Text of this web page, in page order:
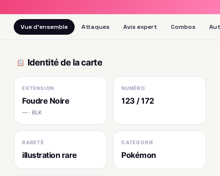
Vue d'ensemble Attaques Avis expert Combos
Identité de la carte
EXTENSION
Foudre Noire
— · BLK
NUMÉRO
123 / 172
RARETÉ
illustration rare
CATÉGORIE
Pokémon